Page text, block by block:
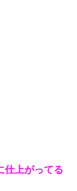
仕上がってる